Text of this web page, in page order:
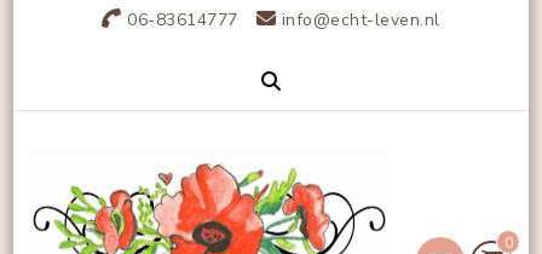
06-83614777 info@echt-leven.nl
0